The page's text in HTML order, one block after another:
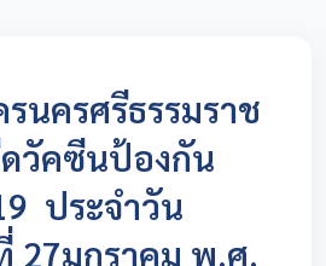
นครศรีธรรมราช
วัคซีนป้องกัน
ประจำวัน
27มกราคม พ.ศ.